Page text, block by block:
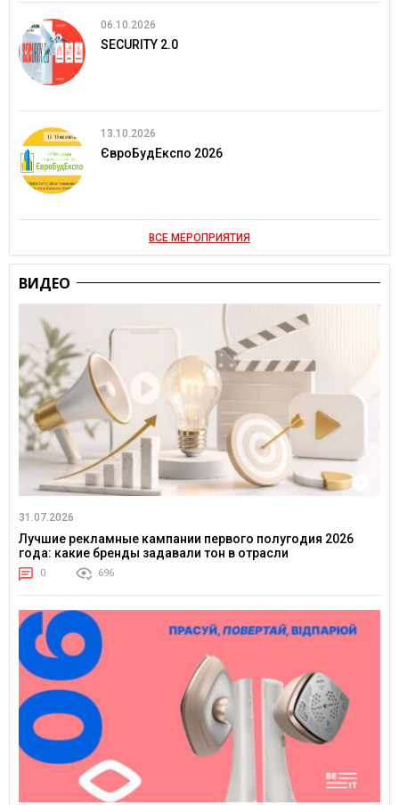
06.10.2026
SECURITY 2.0
13.10.2026
ЄвроБудЕкспо 2026
ВСЕ МЕРОПРИЯТИЯ
ВИДЕО
31.07.2026
Лучшие рекламные кампании первого полугодия 2026
года: какие бренды задавали тон в отрасли
0 696